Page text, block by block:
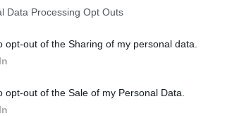
Data Processing Opt Outs
opt-out of the Sharing of my personal data.
opt-out of the Sale of my Personal Data.
under bordet, då slipper du störande